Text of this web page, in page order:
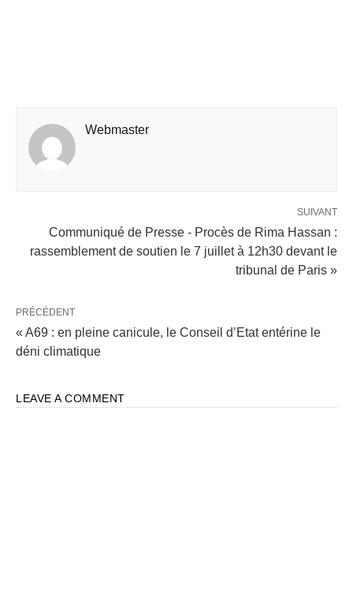
Webmaster
SUIVANT
Communiqué de Presse - Procès de Rima Hassan :
rassemblement de soutien le 7 juillet à 12h30 devant le
tribunal de Paris »
PRÉCÉDENT
« A69 : en pleine canicule, le Conseil d’Etat entérine le
déni climatique
LEAVE A COMMENT